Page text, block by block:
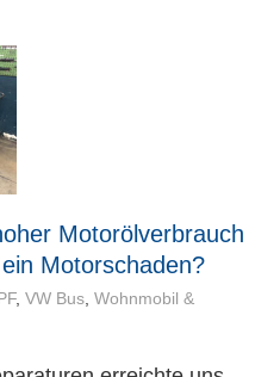
Motorölverbrauch
Motorschaden?
, VW Bus Wohnmobil &